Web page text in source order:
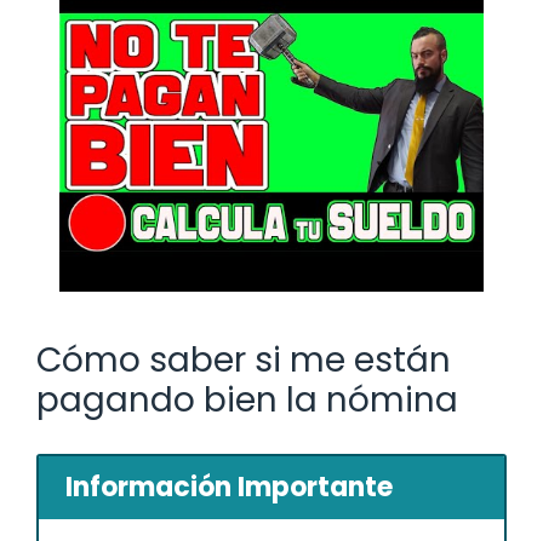
Cómo saber si me están
pagando bien la nómina
Información Importante